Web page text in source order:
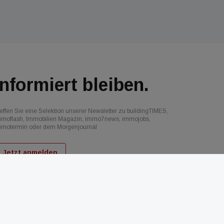
bleiben.
Sie eine Selektion unserer Newsletter zu buildingTIMES,
Immobilien Magazin, immo7news, immojobs,
oder dem Morgenjournal
Jetzt anmelden